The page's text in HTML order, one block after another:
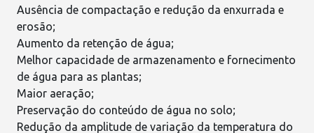
Ausência de compactação e redução da enxurrada e
erosão;
Aumento da retenção de água;
Melhor capacidade de armazenamento e fornecimento
de água para as plantas;
Maior aeração;
Preservação do conteúdo de água no solo;
Redução da amplitude de variação da temperatura do